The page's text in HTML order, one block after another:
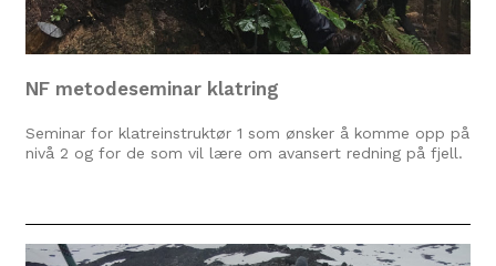
NF metodeseminar klatring
Seminar for klatreinstruktør 1 som ønsker å komme opp på
nivå 2 og for de som vil lære om avansert redning på fjell.